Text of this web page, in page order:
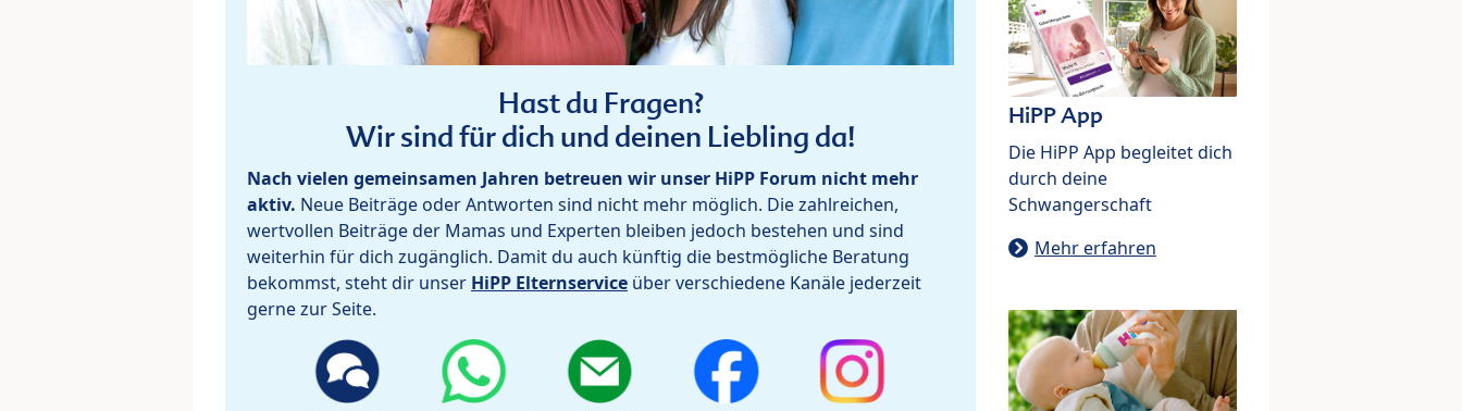
Hast du Fragen?
Wir sind für dich und deinen Liebling da!
Nach vielen gemeinsamen Jahren betreuen wir unser HiPP Forum nicht mehr
aktiv. Neue Beiträge oder Antworten sind nicht mehr möglich. Die zahlreichen,
wertvollen Beiträge der Mamas und Experten bleiben jedoch bestehen und sind
weiterhin für dich zugänglich. Damit du auch künftig die bestmögliche Beratung
bekommst, steht dir unser HiPP Elternservice über verschiedene Kanäle jederzeit
gerne zur Seite.
HiPP App
Die HiPP App begleitet dich
durch deine
Schwangerschaft
Mehr erfahren